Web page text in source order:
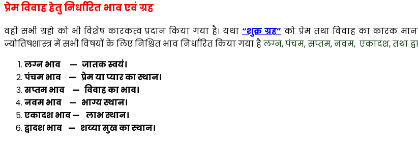
प्रेम विवाह हेतु निर्धारित भाव एवं ग्रह
वहीं सभी ग्रहो को भी विशेष कारकत्व प्रदान किया गया है। यथा “शुक्र ग्रह” को प्रेम तथा विवाह का कारक
ज्योतिषशास्त्र में सभी विषयों के लिए निश्चित भाव निर्धारित किया गया हैलग्न, पंचम, सप्तम, नवम, एकादश, तथा
लग्न भाव — जातक स्वयं।
पंचम भाव — प्रेम या प्यार का स्थान।
सप्तम भाव — विवाह का भाव।
नवम भाव — भाग्य स्थान।
एकादश भाव — लाभ स्थान।
द्वादश भाव — शय्या सुख का स्थान।